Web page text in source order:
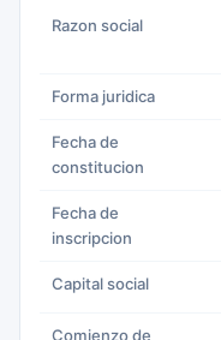
Razon social
Forma juridica
Fecha de
constitucion
Fecha de
inscripcion
Capital social
Comienzo de